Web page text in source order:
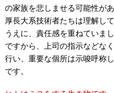
の家族を悲しませる可能性が
厚長大系技術者たちは理解し
うえに、責任感を重ねていまし
ですから、上司の指示などな
行い、重要な個所は示唆呼称
です。